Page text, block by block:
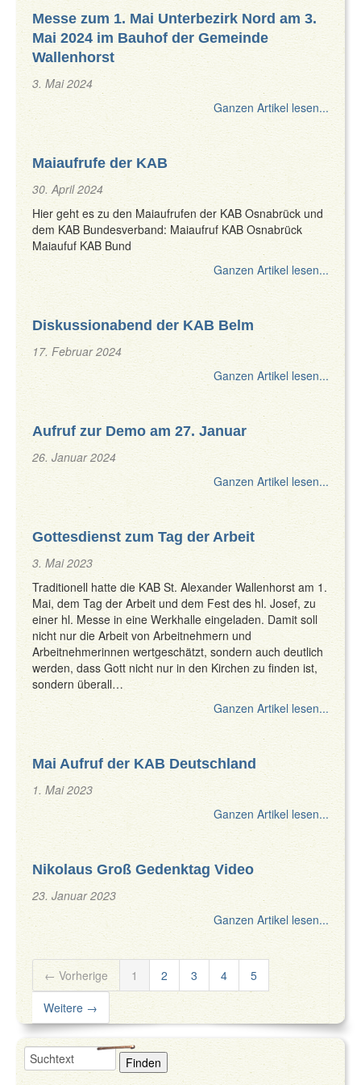
Messe zum 1. Mai Unterbezirk Nord am 3.
Mai 2024 im Bauhof der Gemeinde
Wallenhorst
3. Mai 2024
Ganzen Artikel lesen...
Maiaufrufe der KAB
30. April 2024
Hier geht es zu den Maiaufrufen der KAB Osnabrück und
dem KAB Bundesverband: Maiaufruf KAB Osnabrück
Maiaufuf KAB Bund
Ganzen Artikel lesen...
Diskussionabend der KAB Belm
17. Februar 2024
Ganzen Artikel lesen...
Aufruf zur Demo am 27. Januar
26. Januar 2024
Ganzen Artikel lesen...
Gottesdienst zum Tag der Arbeit
3. Mai 2023
Traditionell hatte die KAB St. Alexander Wallenhorst am 1.
Mai, dem Tag der Arbeit und dem Fest des hl. Josef, zu
einer hl. Messe in eine Werkhalle eingeladen. Damit soll
nicht nur die Arbeit von Arbeitnehmern und
Arbeitnehmerinnen wertgeschätzt, sondern auch deutlich
werden, dass Gott nicht nur in den Kirchen zu finden ist,
sondern überall…
Ganzen Artikel lesen...
Mai Aufruf der KAB Deutschland
1. Mai 2023
Ganzen Artikel lesen...
Nikolaus Groß Gedenktag Video
23. Januar 2023
Ganzen Artikel lesen...
← Vorherige 1 2 3 4
5
Weitere →